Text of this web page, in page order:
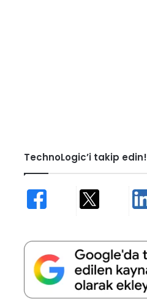
TechnoLogic’i takip edin!